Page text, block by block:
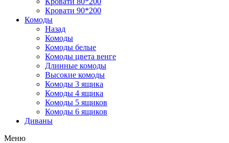
Кровати 90*200
Комоды
Назад
Комоды
Комоды белые
Комоды цвета венге
Длинные комоды
Высокие комоды
Комоды 3 ящика
Комоды 4 ящика
Комоды 5 ящиков
Комоды 6 ящиков
Диваны
Меню